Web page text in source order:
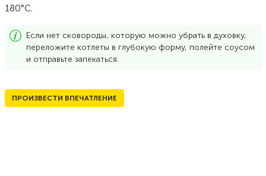
180°С.
Если нет сковороды, которую можно убрать в духовку,
переложите котлеты в глубокую форму, полейте соусом
и отправьте запекаться.
ПРОИЗВЕСТИ ВПЕЧАТЛЕНИЕ